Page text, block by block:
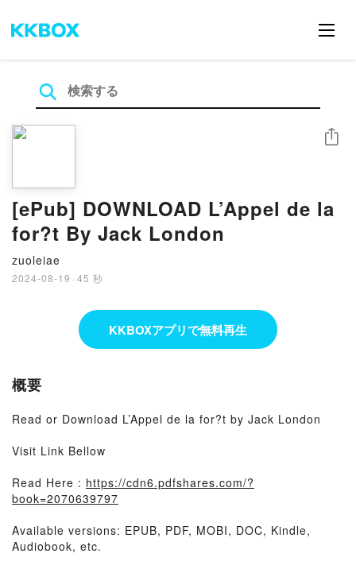
[ePub] DOWNLOAD L’Appel de la
for?t By Jack London
zuoleiae
2024-08-19 · 45 秒
シェア
KKBOXアプリで無料再生
概要
Read or Download L’Appel de la for?t by Jack London
Visit Link Bellow
Read Here : https://cdn6.pdfshares.com/?
book=2070639797
Available versions: EPUB, PDF, MOBI, DOC, Kindle,
Audiobook, etc.